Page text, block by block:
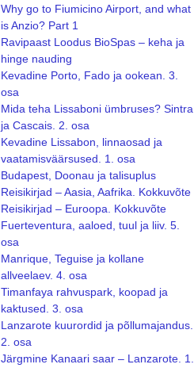
Why go to Fiumicino Airport, and what
is Anzio? Part 1
Ravipaast Loodus BioSpas – keha ja
hinge nauding
Kevadine Porto, Fado ja ookean. 3.
osa
Mida teha Lissaboni ümbruses? Sintra
ja Cascais. 2. osa
Kevadine Lissabon, linnaosad ja
vaatamisväärsused. 1. osa
Budapest, Doonau ja talisuplus
Reisikirjad – Aasia, Aafrika. Kokkuvõte
Reisikirjad – Euroopa. Kokkuvõte
Fuerteventura, aaloed, tuul ja liiv. 5.
osa
Manrique, Teguise ja kollane
allveelaev. 4. osa
Timanfaya rahvuspark, koopad ja
kaktused. 3. osa
Lanzarote kuurordid ja põllumajandus.
2. osa
Järgmine Kanaari saar – Lanzarote. 1.